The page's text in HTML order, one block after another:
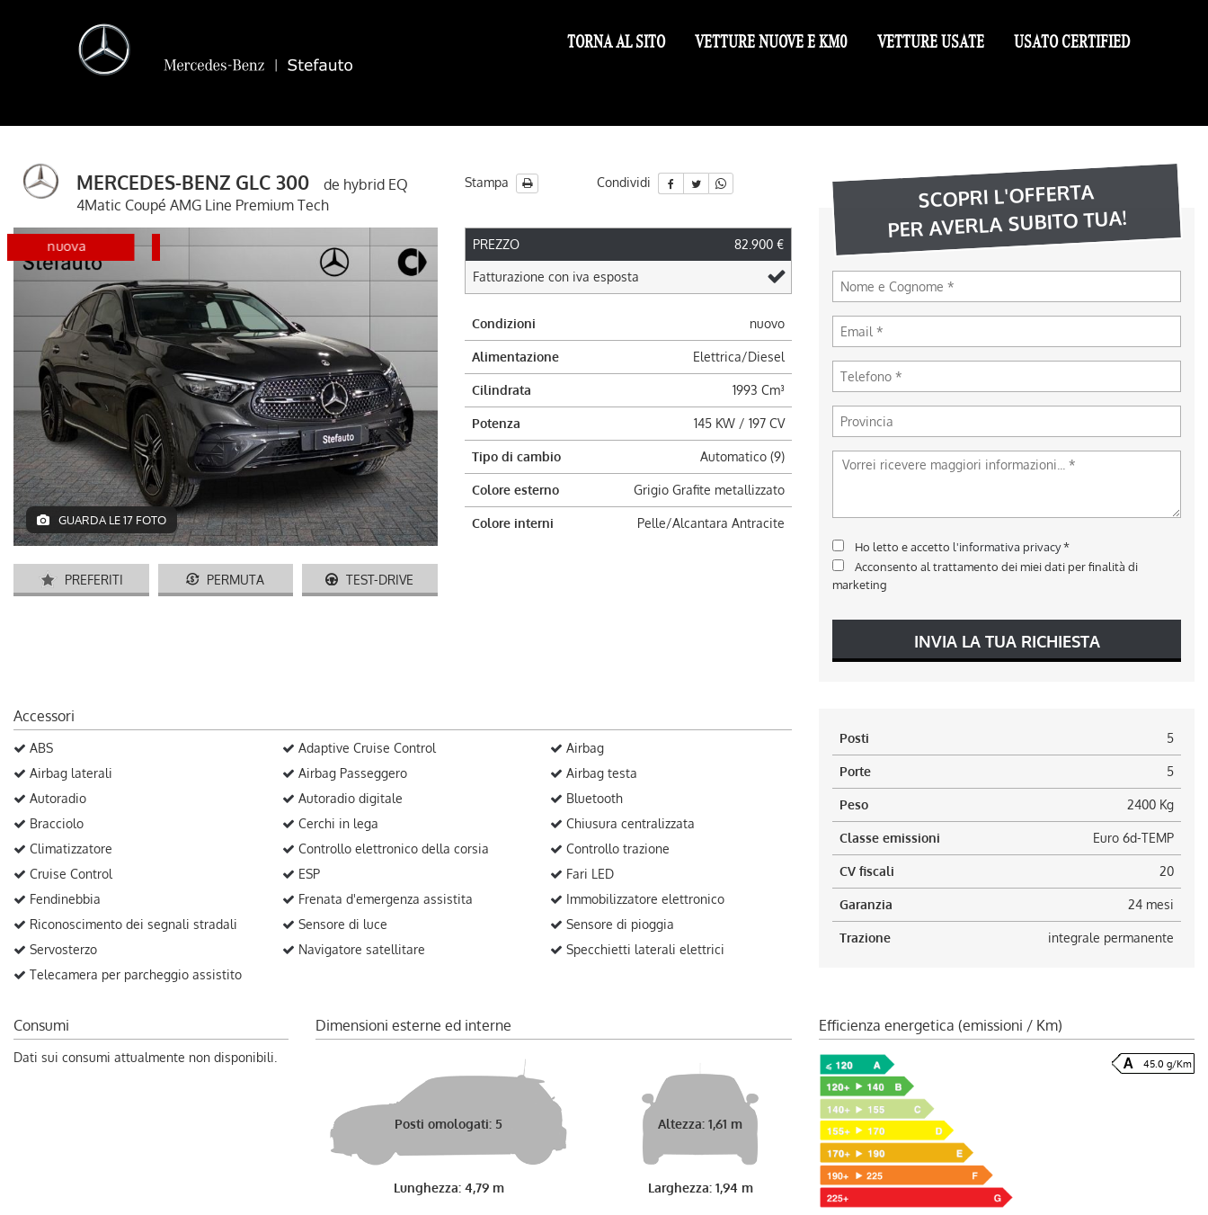
TORNA AL SITO VETTURE NUOVE E KM0 VETTURE USATE USATO CERTIFIED
MERCEDES-BENZ GLC 300
de hybrid EQ
4Matic Coupé AMG Line Premium Tech
Stampa Condividi
glc disponibile
GUARDA LE 17 FOTO
PREFERITI PERMUTA TEST-DRIVE
PREZZO 82.900 €
Fatturazione con iva esposta
Condizioni nuovo
Alimentazione Elettrica/Diesel
Cilindrata 1993 Cm³
Potenza 145 KW / 197 CV
Tipo di cambio Automatico (9)
Colore esterno Grigio Grafite metallizzato
Colore interni Pelle/Alcantara Antracite
SCOPRI L'OFFERTA
PER AVERLA SUBITO TUA!
Ho letto e accetto l'informativa privacy*
Acconsento al trattamento dei miei dati per finalità di
marketing
INVIA LA TUA RICHIESTA
Accessori
ABS
Airbag laterali
Autoradio
Bracciolo
Climatizzatore
Cruise Control
Fendinebbia
Riconoscimento dei segnali stradali
Servosterzo
Telecamera per parcheggio assistito
Adaptive Cruise Control
Airbag Passeggero
Autoradio digitale
Cerchi in lega
Controllo elettronico della corsia
ESP
Frenata d'emergenza assistita
Sensore di luce
Navigatore satellitare
Airbag
Airbag testa
Bluetooth
Chiusura centralizzata
Controllo trazione
Fari LED
Immobilizzatore elettronico
Sensore di pioggia
Specchietti laterali elettrici
Posti 5
Porte 5
Peso 2400 Kg
Classe emissioni Euro 6d-TEMP
CV fiscali 20
Garanzia 24 mesi
Trazione integrale permanente
Consumi
Dati sui consumi attualmente non disponibili.
Dimensioni esterne ed interne
Posti omologati: 5
Lunghezza: 4,79 m
Altezza: 1,61 m
Larghezza: 1,94 m
Efficienza energetica (emissioni / Km)
45.0 g/Km